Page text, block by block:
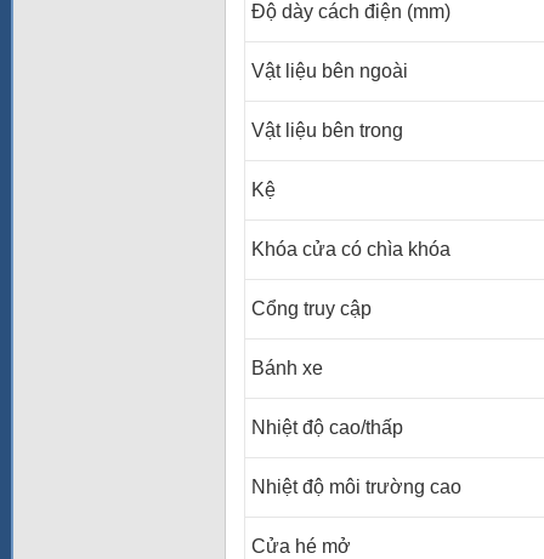
Độ dày cách điện (mm)
Vật liệu bên ngoài
Vật liệu bên trong
Kệ
Khóa cửa có chìa khóa
Cổng truy cập
Bánh xe
Nhiệt độ cao/thấp
Nhiệt độ môi trường cao
Cửa hé mở